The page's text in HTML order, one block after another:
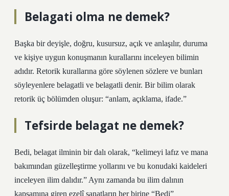
Belagati olma ne demek?
Başka bir deyişle, doğru, kusursuz, açık ve anlaşılır, duruma
ve kişiye uygun konuşmanın kurallarını inceleyen bilimin
adıdır. Retorik kurallarına göre söylenen sözlere ve bunları
söyleyenlere belagatli ve belagatli denir. Bir bilim olarak
retorik üç bölümden oluşur: “anlam, açıklama, ifade.”
Tefsirde belagat ne demek?
Bedi, belagat ilminin bir dalı olarak, “kelimeyi lafız ve mana
bakımından güzelleştirme yollarını ve bu konudaki kaideleri
inceleyen ilim dalıdır.” Aynı zamanda bu ilim dalının
kapsamına giren ezelî sanatların her birine “Bedi”